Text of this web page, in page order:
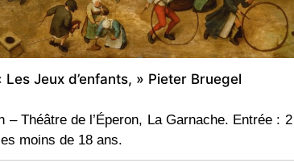
Les Jeux d’enfants, » Pieter Bruegel
– Théâtre de l’Éperon, La Garnache. Entrée :
moins de 18 ans.